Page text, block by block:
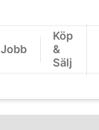
Jobb
Köp
&
Sälj